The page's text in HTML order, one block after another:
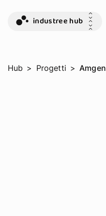
industree hub
Hub > Progetti > Amgen